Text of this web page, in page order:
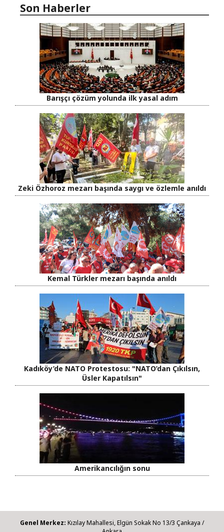
Son Haberler
Barışçı çözüm yolunda ilk yasal adım
Zeki Özhoroz mezarı başında saygı ve özlemle anıldı
Kemal Türkler mezarı başında anıldı
Kadıköy’de NATO Protestosu: "NATO’dan Çıkılsın,
Üsler Kapatılsın"
Amerikancılığın sonu
Genel Merkez: Kızılay Mahallesi, Elgün Sokak No 13/3 Çankaya /